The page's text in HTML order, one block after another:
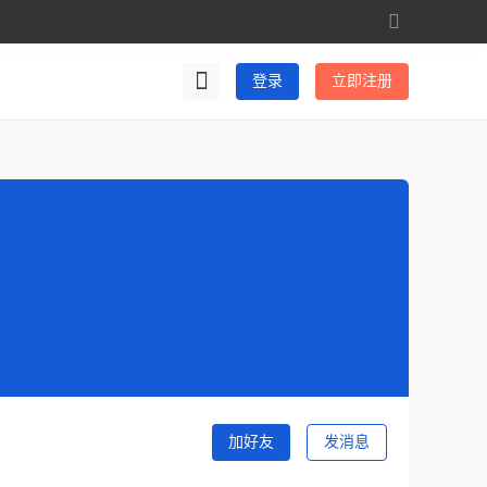
切
换
到
宽
登录 立即注册
加好友 发消息